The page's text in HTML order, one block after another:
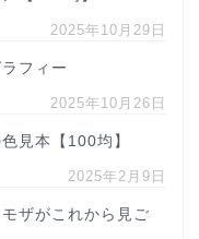
2025年10月29日
フィー
2025年10月26日
見本【100均】
2025年2月9日
ザがこれから見ご